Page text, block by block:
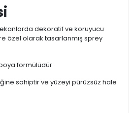
dekoratif ve koruyucu
özel olarak tasarlanmış sprey
formülüdür
sahiptir ve yüzeyi pürüzsüz hale